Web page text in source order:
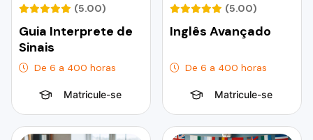
(5.00)
Guia Interprete de
Sinais
De 6 a 400 horas
Matricule-se
(5.00)
Inglês Avançado
De 6 a 400 horas
Matricule-se